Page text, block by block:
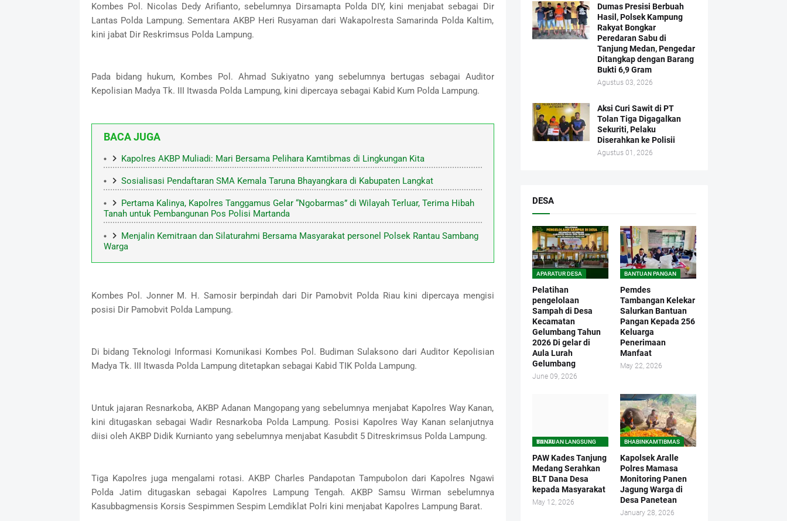
Kombes Pol. Nicolas Dedy Arifianto, sebelumnya Dirsamapta Polda DIY, kini menjabat sebagai Dir
Lantas Polda Lampung. Sementara AKBP Heri Rusyaman dari Wakapolresta Samarinda Polda Kaltim,
kini jabat Dir Reskrimsus Polda Lampung.
Pada bidang hukum, Kombes Pol. Ahmad Sukiyatno yang sebelumnya bertugas sebagai Auditor
Kepolisian Madya Tk. III Itwasda Polda Lampung, kini dipercaya sebagai Kabid Kum Polda Lampung.
BACA JUGA
Kapolres AKBP Muliadi: Mari Bersama Pelihara Kamtibmas di Lingkungan Kita
Sosialisasi Pendaftaran SMA Kemala Taruna Bhayangkara di Kabupaten Langkat
Pertama Kalinya, Kapolres Tanggamus Gelar “Ngobarmas” di Wilayah Terluar, Terima Hibah
Tanah untuk Pembangunan Pos Polisi Martanda
Menjalin Kemitraan dan Silaturahmi Bersama Masyarakat personel Polsek Rantau Sambang
Warga
Kombes Pol. Jonner M. H. Samosir berpindah dari Dir Pamobvit Polda Riau kini dipercaya mengisi
posisi Dir Pamobvit Polda Lampung.
Di bidang Teknologi Informasi Komunikasi Kombes Pol. Budiman Sulaksono dari Auditor Kepolisian
Madya Tk. III Itwasda Polda Lampung ditetapkan sebagai Kabid TIK Polda Lampung.
Untuk jajaran Resnarkoba, AKBP Adanan Mangopang yang sebelumnya menjabat Kapolres Way Kanan,
kini ditugaskan sebagai Wadir Resnarkoba Polda Lampung. Posisi Kapolres Way Kanan selanjutnya
diisi oleh AKBP Didik Kurnianto yang sebelumnya menjabat Kasubdit 5 Ditreskrimsus Polda Lampung.
Tiga Kapolres juga mengalami rotasi. AKBP Charles Pandapotan Tampubolon dari Kapolres Ngawi
Polda Jatim ditugaskan sebagai Kapolres Lampung Tengah. AKBP Samsu Wirman sebelumnya
Kasubbagmensis Korsis Sespimmen Sespim Lemdiklat Polri kini menjabat Kapolres Lampung Barat.
Dumas Presisi Berbuah
Hasil, Polsek Kampung
Rakyat Bongkar
Peredaran Sabu di
Tanjung Medan, Pengedar
Ditangkap dengan Barang
Bukti 6,9 Gram
Agustus 03, 2026
Aksi Curi Sawit di PT
Tolan Tiga Digagalkan
Sekuriti, Pelaku
Diserahkan ke Polisii
Agustus 01, 2026
DESA
APARATUR DESA
Pelatihan
pengelolaan
Sampah di Desa
Kecamatan
Gelumbang Tahun
2026 Di gelar di
Aula Lurah
Gelumbang
June 09, 2026
BANTUAN PANGAN
Pemdes
Tambangan Kelekar
Salurkan Bantuan
Pangan Kepada 256
Keluarga
Penerimaan
Manfaat
May 22, 2026
BANTUAN LANGSUNG TUNAI
PAW Kades Tanjung
Medang Serahkan
BLT Dana Desa
kepada Masyarakat
May 12, 2026
BHABINKAMTIBMAS
Kapolsek Aralle
Polres Mamasa
Monitoring Panen
Jagung Warga di
Desa Panetean
January 28, 2026